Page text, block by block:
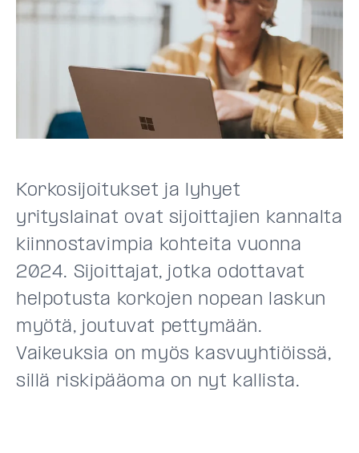
Korkosijoitukset ja lyhyet
yrityslainat ovat sijoittajien kannalta
kiinnostavimpia kohteita vuonna
2024. Sijoittajat, jotka odottavat
helpotusta korkojen nopean laskun
myötä, joutuvat pettymään.
Vaikeuksia on myös kasvuyhtiöissä,
sillä riskipääoma on nyt kallista.